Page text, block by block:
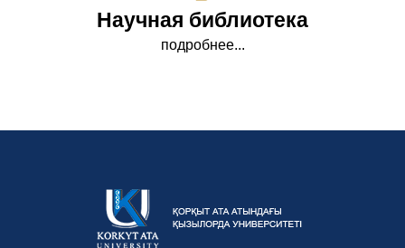
Научная библиотека
подробнее...